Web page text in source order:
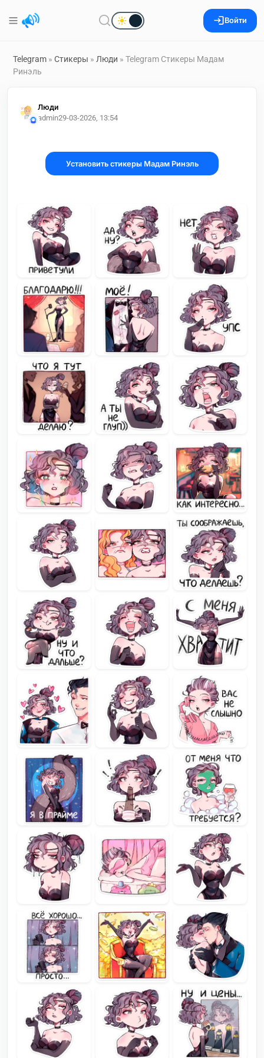
Войти
Telegram » Стикеры » Люди » Telegram Стикеры Мадам
Ринэль
Люди
admin29-03-2026, 13:54
Установить стикеры Мадам Ринэль